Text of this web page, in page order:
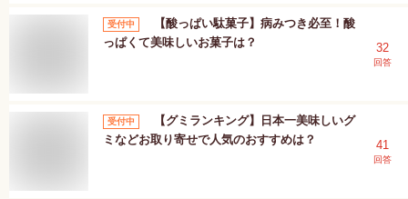
受付中
【酸っぱい駄菓子】病みつき必至！酸
っぱくて美味しいお菓子は？
32
回答
受付中
【グミランキング】日本一美味しいグ
ミなどお取り寄せで人気のおすすめは？
41
回答